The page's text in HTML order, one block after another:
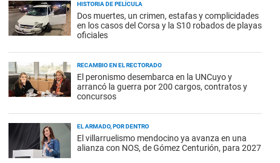
HISTORIA DE PELÍCULA
Dos muertes, un crimen, estafas y complicidades
en los casos del Corsa y la S10 robados de playas
oficiales
RECAMBIO EN EL RECTORADO
El peronismo desembarca en la UNCuyo y
arrancó la guerra por 200 cargos, contratos y
concursos
EL ARMADO, POR DENTRO
El villarruelismo mendocino ya avanza en una
alianza con NOS, de Gómez Centurión, para 2027